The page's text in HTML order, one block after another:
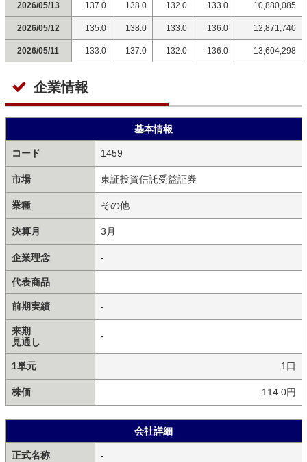
2026/05/13 137.0 138.0 132.0 133.0 10,880,085
2026/05/12 135.0 138.0 133.0 136.0 12,871,740
2026/05/11 133.0 137.0 132.0 136.0 13,604,298
企業情報
基本情報
コード 1459
市場 東証投資信託受益証券
業種 その他
決算月 3月
企業理念 -
代表商品
前期実績 -
来期
見通し
-
1単元 1口
株価 114.0円
会社詳細
正式名称 -